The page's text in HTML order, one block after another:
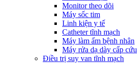
Monitor theo dõi
Máy sốc tim
Linh kiện y tế
Catheter tĩnh mạch
Máy làm ấm bệnh nhân
Máy rửa dạ dày cấp cứu
Điều trị suy van tĩnh mạch